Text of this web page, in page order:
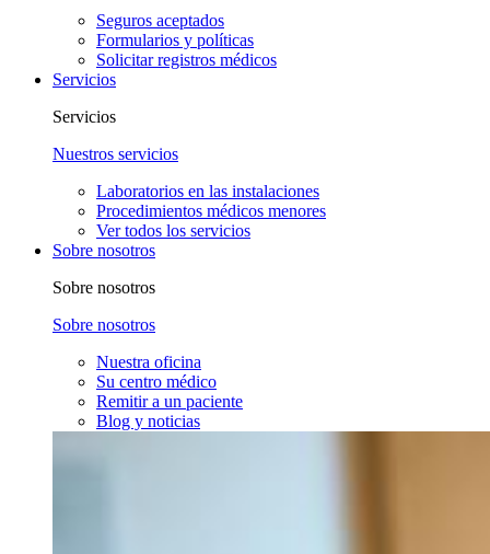
Seguros aceptados
Formularios y políticas
Solicitar registros médicos
Servicios
Servicios
Nuestros servicios
Laboratorios en las instalaciones
Procedimientos médicos menores
Ver todos los servicios
Sobre nosotros
Sobre nosotros
Sobre nosotros
Nuestra oficina
Su centro médico
Remitir a un paciente
Blog y noticias